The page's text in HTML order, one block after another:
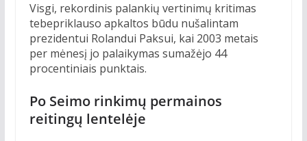
Visgi, rekordinis palankių vertinimų kritimas
tebepriklauso apkaltos būdu nušalintam
prezidentui Rolandui Paksui, kai 2003 metais
per mėnesį jo palaikymas sumažėjo 44
procentiniais punktais.
Po Seimo rinkimų permainos
reitingų lentelėje